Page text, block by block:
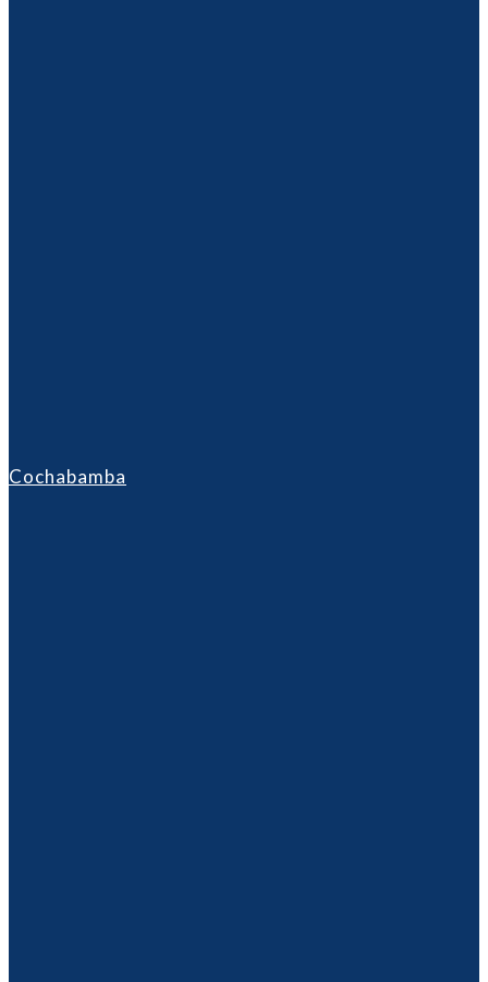
Cochabamba